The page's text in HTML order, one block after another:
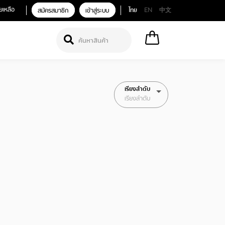
หลือ สมัครสมาชิก เข้าสู่ระบบ ไทย EN 中文
เรียงลำดับ
เรียงลำดับ